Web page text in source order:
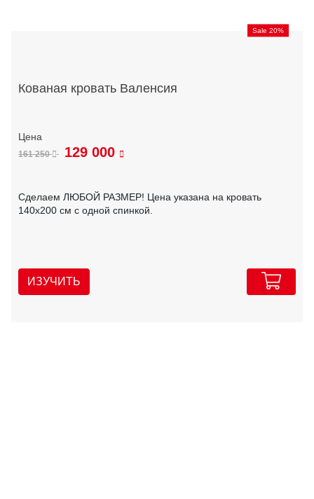
Sale 20%
Кованая кровать Валенсия
161 250 129 000
Сделаем ЛЮБОЙ РАЗМЕР! Цена указана на кровать
140х200 см с одной спинкой.
ИЗУЧИТЬ